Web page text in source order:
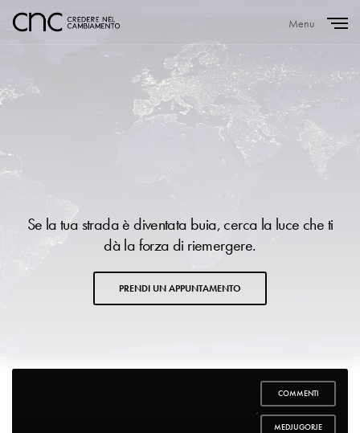
Menu
Se la tua strada è diventata buia, cerca la luce che ti
dà la forza di riemergere.
PRENDI UN APPUNTAMENTO
COMMENTI
,
MEDJUGORJE